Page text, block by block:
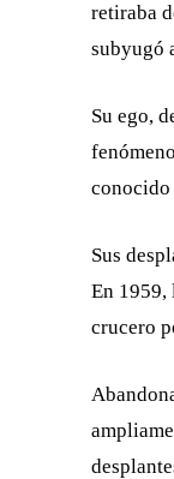
retiraba
subyugó
Su ego,
conocido
Sus
En 1959,
crucero